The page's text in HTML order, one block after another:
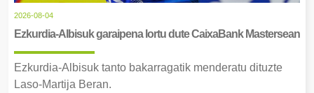
2026-08-04
Ezkurdia-Albisuk garaipena lortu dute CaixaBank Mastersean
Ezkurdia-Albisuk tanto bakarragatik menderatu dituzte
Laso-Martija Beran.